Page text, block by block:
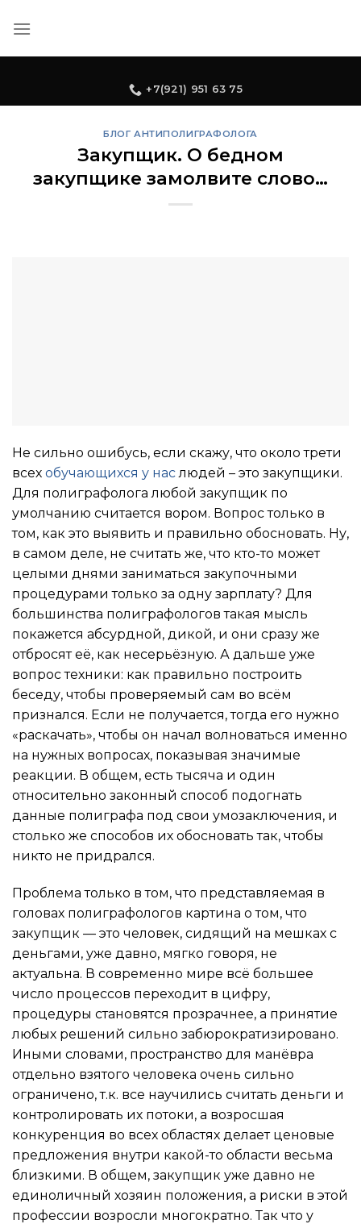
+7(921) 951 63 75
БЛОГ АНТИПОЛИГРАФОЛОГА
Закупщик. О бедном
закупщике замолвите слово…
Не сильно ошибусь, если скажу, что около трети
всех обучающихся у наслюдей – это закупщики.
Для полиграфолога любой закупщик по
умолчанию считается вором. Вопрос только в
том, как это выявить и правильно обосновать. Ну,
в самом деле, не считать же, что кто-то может
целыми днями заниматься закупочными
процедурами только за одну зарплату? Для
большинства полиграфологов такая мысль
покажется абсурдной, дикой, и они сразу же
отбросят её, как несерьёзную. А дальше уже
вопрос техники: как правильно построить
беседу, чтобы проверяемый сам во всём
признался. Если не получается, тогда его нужно
«раскачать», чтобы он начал волноваться именно
на нужных вопросах, показывая значимые
реакции. В общем, есть тысяча и один
относительно законный способ подогнать
данные полиграфа под свои умозаключения, и
столько же способов их обосновать так, чтобы
никто не придрался.
Проблема только в том, что представляемая в
головах полиграфологов картина о том, что
закупщик — это человек, сидящий на мешках с
деньгами, уже давно, мягко говоря, не
актуальна. В современно мире всё большее
число процессов переходит в цифру,
процедуры становятся прозрачнее, а принятие
любых решений сильно забюрократизировано.
Иными словами, пространство для манёвра
отдельно взятого человека очень сильно
ограничено, т.к. все научились считать деньги и
контролировать их потоки, а возросшая
конкуренция во всех областях делает ценовые
предложения внутри какой-то области весьма
близкими. В общем, закупщик уже давно не
единоличный хозяин положения, а риски в этой
профессии возросли многократно. Так что у